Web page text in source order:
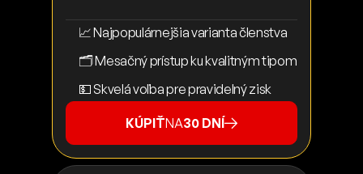
📈 Najpopulárnejšia varianta členstva
🗂️ Mesačný prístup ku kvalitným tipom
💵 Skvelá voľba pre pravidelný zisk
KÚPIŤNA30 DNÍ